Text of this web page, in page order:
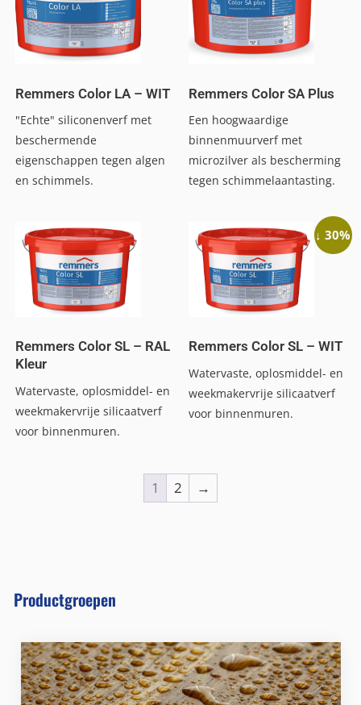
Remmers Color LA – WIT
"Echte" siliconenverf met
beschermende
eigenschappen tegen algen
en schimmels.
Remmers Color SA Plus
Een hoogwaardige
binnenmuurverf met
microzilver als bescherming
tegen schimmelaantasting.
Remmers Color SL – RAL
Kleur
Watervaste, oplosmiddel- en
weekmakervrije silicaatverf
voor binnenmuren.
↓ 30%
Remmers Color SL – WIT
Watervaste, oplosmiddel- en
weekmakervrije silicaatverf
voor binnenmuren.
1 2 →
Productgroepen